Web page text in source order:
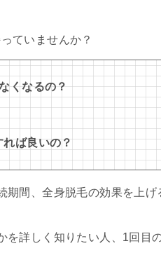
ていませんか？
くなるの？
ば良いの？
期間、全身脱毛の効果を上
を詳しく知りたい人、1回目